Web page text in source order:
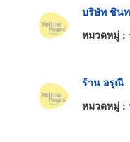
บริษัท ชินท
หมวดหมู่ :
ร้าน อรุณี
หมวดหมู่ :